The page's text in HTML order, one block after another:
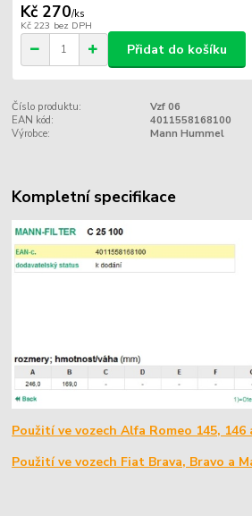
Kč 270/ks
Kč 223 bez DPH
Přidat do košíku
Číslo produktu:
Vzf 06
EAN kód:
4011558168100
Výrobce:
Mann Hummel
Kompletní specifikace
Použití ve vozech Alfa Romeo 145, 146
Použití ve vozech Fiat Brava, Bravo a